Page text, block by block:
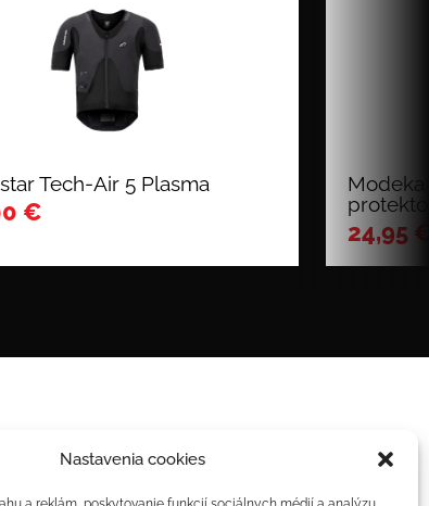
Nastavenia cookies
Tech-Air 5 Plasma
€
Modeka
24,95